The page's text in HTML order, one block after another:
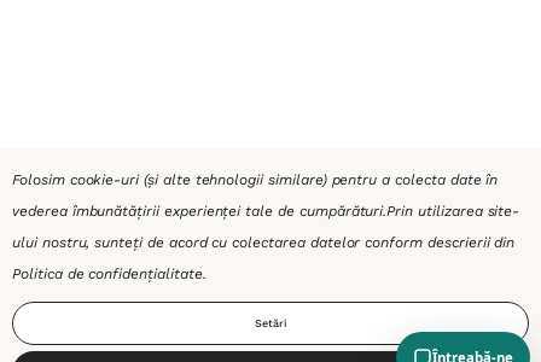
Folosim cookie-uri (și alte tehnologii similare) pentru a colecta date în
vederea îmbunătățirii experienței tale de cumpărături.Prin utilizarea site-
ului nostru, sunteți de acord cu colectarea datelor conform descrierii din
Politica de confidențialitate.
Setări